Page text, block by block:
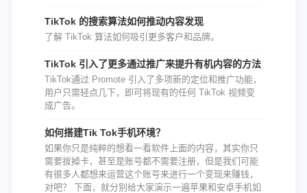
TikTok 的搜索算法如何推动内容发现
了解 TikTok 算法如何吸引更多客户和品牌。
TikTok 引入了更多通过推广来提升有机内容的方法
TikTok通过 Promote 引入了多项新的定位和推广功能，
用户只需轻点几下，即可将现有的任何 TikTok 视频变
成广告。
如何搭建Tik Tok手机环境？
如果你只是纯粹的想看一看软件上面的内容，其实你只
需要拔掉卡，甚至是账号都不需要注册，但是我们可能
有很多人都想来运营这个账号来进行一个变现来赚钱，
对吧？ 下面，就分别给大家演示一遍苹果和安卓手机如